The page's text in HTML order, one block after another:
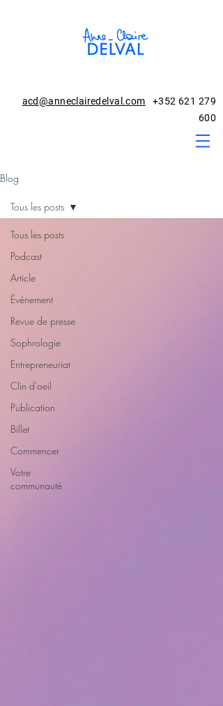
acd@anneclairedelval.com
+352 621 279
600
Blog
Tous les posts
Podcast
Article
Événement
Revue de presse
Sophrologie
Entrepreneuriat
Clin d'oeil
Publication
Billet
Commencer
Votre
communauté
Tous les posts